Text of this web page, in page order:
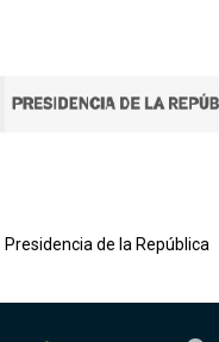
Presidencia de la República